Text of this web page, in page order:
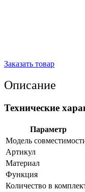
Заказать товар
Описание
Технические
Параметр
Модель
Артикул
Материал
Функция
Количество в